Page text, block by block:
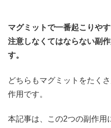
マグミットで一番起こりや
注意しなくてはならない副
す。
どちらもマグミットをたく
作用です。
本記事は、この2つの副作用